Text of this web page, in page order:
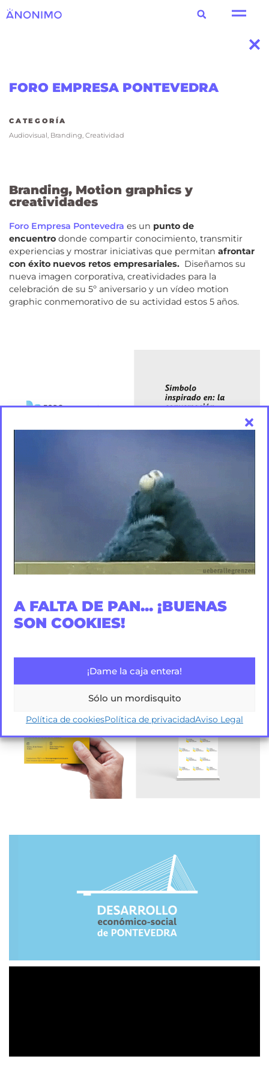
A FALTA DE PAN... ¡BUENAS
SON COOKIES!
¡Dame la caja entera!
Sólo un mordisquito
Política de cookiesPolítica de privacidadAviso Legal
FORO EMPRESA PONTEVEDRA
CATEGORÍA
Audiovisual, Branding, Creatividad
Branding, Motion graphics y
creatividades
Foro Empresa Pontevedra es un punto de
encuentro donde compartir conocimiento, transmitir
experiencias y mostrar iniciativas que permitan afrontar
con éxito nuevos retos empresariales. Diseñamos su
nueva imagen corporativa, creatividades para la
celebración de su 5º aniversario y un vídeo motion
graphic conmemorativo de su actividad estos 5 años.